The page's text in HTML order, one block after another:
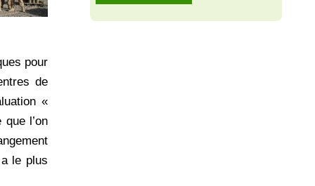
pour
de
«
l’on
le plus